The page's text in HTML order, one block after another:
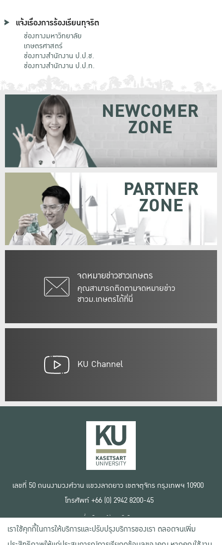
แจ้งเรื่องการร้องเรียนทุจริต
ช่องทางมหาวิทยาลัย
เกษตรศาสตร์
ช่องทางสำนักงาน ป.ป.ช.
ช่องทางสำนักงาน ป.ป.ท.
จดหมายข่าวชาวเกษตร
คุณสามารถติดตามจดหมายข่าว
ชาวม.เกษตรได้ที่นี่
NEWCOMER
ZONE
PARTNER
ZONE
KU Channel
เลขที่ 50 ถนนงามวงศ์วาน แขวงลาดยาว เขตจตุจักร กรุงเทพฯ 10900
โทรศัพท์ +66 (0) 2942 8200-45
เงื่อนไขการใช้งานเว็บไซต์
ข้อตกลงด้านสิทธิ์ใช้งาน
นโยบายความเป็นส่วนตัว
เราใช้คุกกี้ในการให้บริการและปรับปรุงบริการของเรา ตลอดจนเพิ่ม